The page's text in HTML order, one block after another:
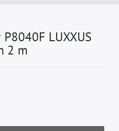
LUXXUS
2 m